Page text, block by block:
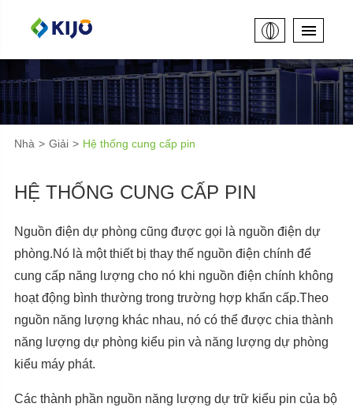
Nhà Giải Hệ thống cung cấp pin
HỆ THỐNG CUNG CẤP PIN
Nguồn điện dự phòng cũng được gọi là nguồn điện dự
phòng.Nó là một thiết bị thay thế nguồn điện chính để
cung cấp năng lượng cho nó khi nguồn điện chính không
hoạt động bình thường trong trường hợp khẩn cấp.Theo
nguồn năng lượng khác nhau, nó có thể được chia thành
năng lượng dự phòng kiểu pin và năng lượng dự phòng
kiểu máy phát.
Các thành phần nguồn năng lượng dự trữ kiểu pin của bộ